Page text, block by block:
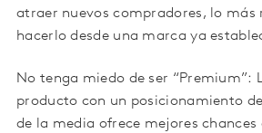
atraer nuevos compradores, lo más
hacerlo desde una marca ya
No tenga miedo de ser “Premium”:
producto con un posicionamiento
de la media ofrece mejores chances